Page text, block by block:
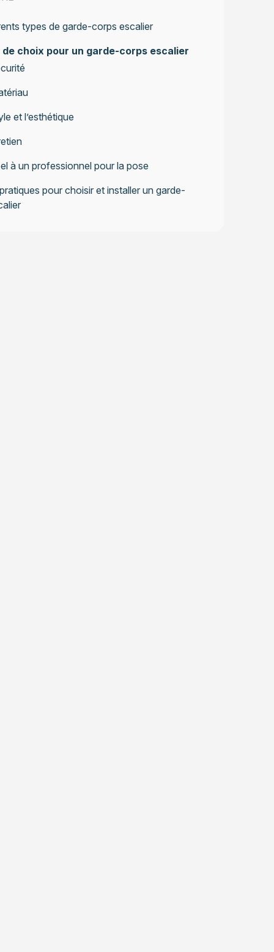
types de garde-corps escalier
choix pour un garde-corps escalier
et l’esthétique
à un professionnel pour la pose
pour choisir et installer un garde-